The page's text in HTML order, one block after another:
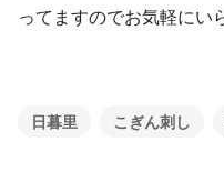
ってますのでお気軽にい
日暮里 こぎん刺し